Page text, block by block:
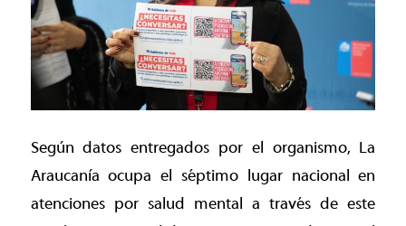
Según datos entregados por el organismo, La
Araucanía ocupa el séptimo lugar nacional en
atenciones por salud mental a través de este